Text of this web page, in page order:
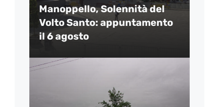
Manoppello, Solennità del
Volto Santo: appuntamento
il 6 agosto